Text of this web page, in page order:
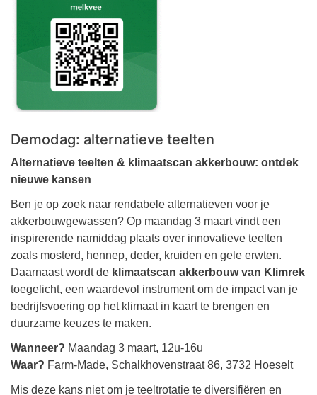
Demodag: alternatieve teelten
Alternatieve teelten & klimaatscan akkerbouw: ontdek
nieuwe kansen
Ben je op zoek naar rendabele alternatieven voor je
akkerbouwgewassen? Op maandag 3 maart vindt een
inspirerende namiddag plaats over innovatieve teelten
zoals mosterd, hennep, deder, kruiden en gele erwten.
Daarnaast wordt de klimaatscan akkerbouw van Klimrek
toegelicht, een waardevol instrument om de impact van je
bedrijfsvoering op het klimaat in kaart te brengen en
duurzame keuzes te maken.
Wanneer? Maandag 3 maart, 12u-16u
Waar? Farm-Made, Schalkhovenstraat 86, 3732 Hoeselt
Mis deze kans niet om je teeltrotatie te diversifiëren en